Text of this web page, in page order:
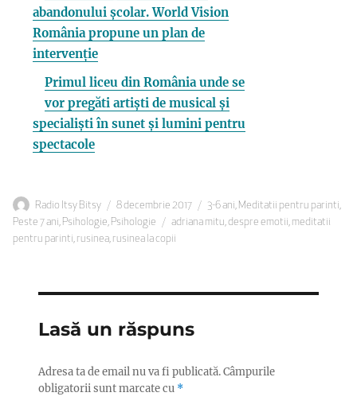
abandonului școlar. World Vision
România propune un plan de
intervenție
Primul liceu din România unde se
vor pregăti artiști de musical și
specialiști în sunet și lumini pentru
spectacole
Autor
Radio Itsy Bitsy
Publicat
pe
8 decembrie 2017 Categorii
3-6 ani, Meditatii pentru parinti,
Peste 7 ani, Psihologie, Psihologie Etichete
adriana mitu,despre emotii, meditatii
pentru parinti, rusinea, rusinea la copii
Lasă un răspuns
Adresa ta de email nu va fi publicată.Câmpurile
obligatorii sunt marcate cu *